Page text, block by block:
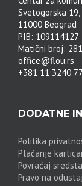
Svetogorska 19,
11000 Beograd
PIB: 109114127
Matični broj:
office@flou.rs
+381 11 3240
DODATNE
Politika
Plaćanje
Povraćaj
Pravo na